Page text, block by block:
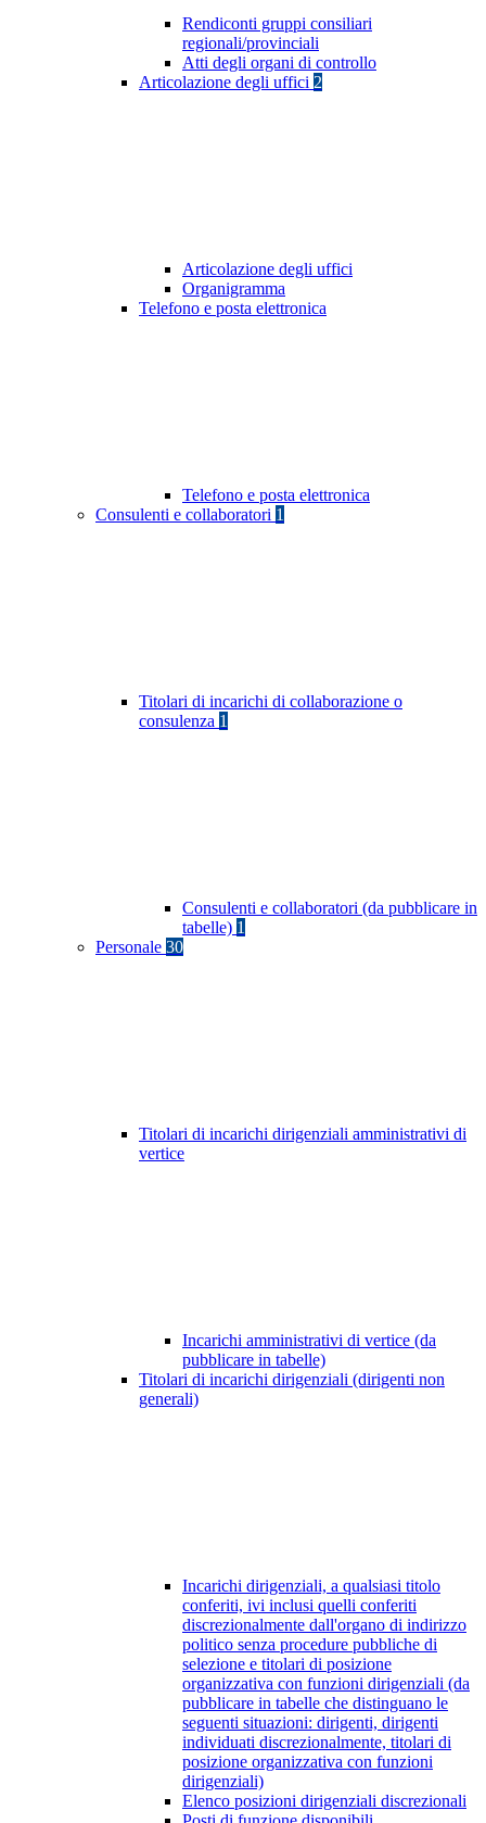
Rendiconti gruppi consiliari
regionali/provinciali
Atti degli organi di controllo
Articolazione degli uffici 2
Articolazione degli uffici
Organigramma
Telefono e posta elettronica
Telefono e posta elettronica
Consulenti e collaboratori 1
Titolari di incarichi di collaborazione o
consulenza 1
Consulenti e collaboratori (da pubblicare in
tabelle) 1
Personale 30
Titolari di incarichi dirigenziali amministrativi di
vertice
Incarichi amministrativi di vertice (da
pubblicare in tabelle)
Titolari di incarichi dirigenziali (dirigenti non
generali)
Incarichi dirigenziali, a qualsiasi titolo
conferiti, ivi inclusi quelli conferiti
discrezionalmente dall'organo di indirizzo
politico senza procedure pubbliche di
selezione e titolari di posizione
organizzativa con funzioni dirigenziali (da
pubblicare in tabelle che distinguano le
seguenti situazioni: dirigenti, dirigenti
individuati discrezionalmente, titolari di
posizione organizzativa con funzioni
dirigenziali)
Elenco posizioni dirigenziali discrezionali